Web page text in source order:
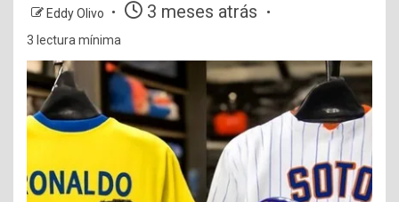
Eddy Olivo 3 meses atrás
3 lectura mínima